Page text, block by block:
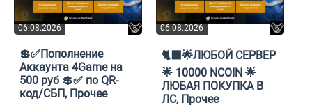
06.08.2026
💲✅Пополнение
Аккаунта 4Game на
500 руб 💲✅ по QR-
код/СБП, Прочее
06.08.2026
🐈‍⬛🌟ЛЮБОЙ СЕРВЕР
🌟 10000 NCOIN 🌟
ЛЮБАЯ ПОКУПКА В
ЛС, Прочее